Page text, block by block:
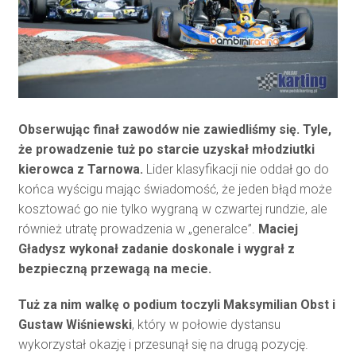
Obserwując finał zawodów nie zawiedliśmy się. Tyle,
że prowadzenie tuż po starcie uzyskał młodziutki
kierowca z Tarnowa. Lider klasyfikacji nie oddał go do
końca wyścigu mając świadomość, że jeden błąd może
kosztować go nie tylko wygraną w czwartej rundzie, ale
również utratę prowadzenia w „generalce”. Maciej
Gładysz wykonał zadanie doskonale i wygrał z
bezpieczną przewagą na mecie.
Tuż za nim walkę o podium toczyli Maksymilian Obst i
Gustaw Wiśniewski, który w połowie dystansu
wykorzystał okazję i przesunął się na drugą pozycję.